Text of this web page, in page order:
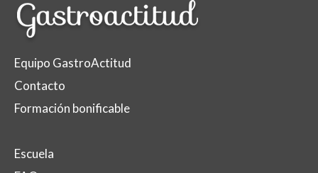
Equipo GastroActitud
Contacto
Formación bonificable
Escuela